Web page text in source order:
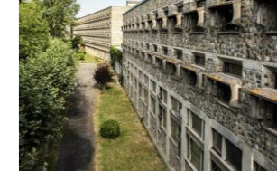
Au cœur du quotidien d'une infirmière
du CHU de Toulouse – Sud Radio